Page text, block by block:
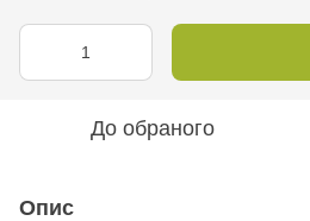
До обраного
Опис